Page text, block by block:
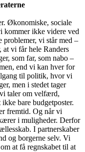
Økonomiske, sociale
kommer ikke videre ved
problemer, vi står med –
vi får hele Randers
som far, som nabo –
end vi kan hver for
til politik, hvor vi
men i stedet tager
taler om velfærd,
bare budgetposter.
fremtid. Og når vi
i muligheder. Derfor
I partnerskaber
og borgerne selv. Vi
at få regnskabet til at